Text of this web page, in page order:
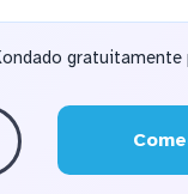
gratuitamente